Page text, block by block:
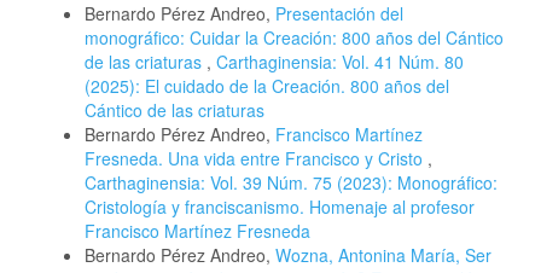
Bernardo Pérez Andreo, Presentación del
monográfico: Cuidar la Creación: 800 años del Cántico
de las criaturas , Carthaginensia: Vol. 41 Núm. 80
(2025): El cuidado de la Creación. 800 años del
Cántico de las criaturas
Bernardo Pérez Andreo, Francisco Martínez
Fresneda. Una vida entre Francisco y Cristo ,
Carthaginensia: Vol. 39 Núm. 75 (2023): Monográfico:
Cristología y franciscanismo. Homenaje al profesor
Francisco Martínez Fresneda
Bernardo Pérez Andreo, Wozna, Antonina María, Ser